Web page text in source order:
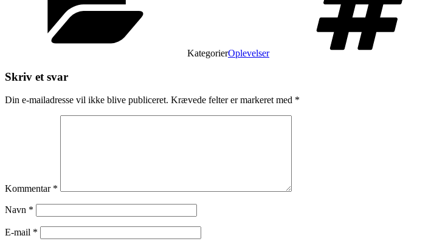
KategorierOplevelser
Skriv et svar
Din e-mailadresse vil ikke blive publiceret. Krævede felter er markeret med *
Kommentar *
Navn *
E-mail *